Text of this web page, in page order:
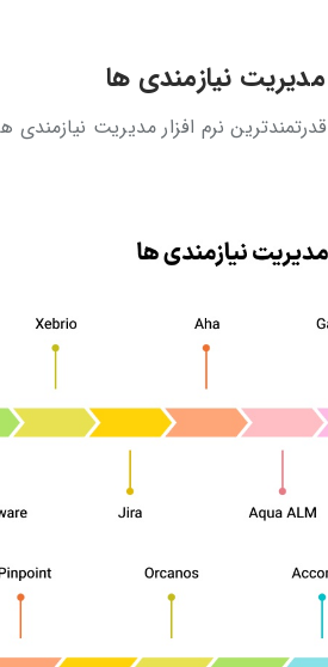
مدیریت نیازمندی ها
نرم افزار مدیریت نیازمندی